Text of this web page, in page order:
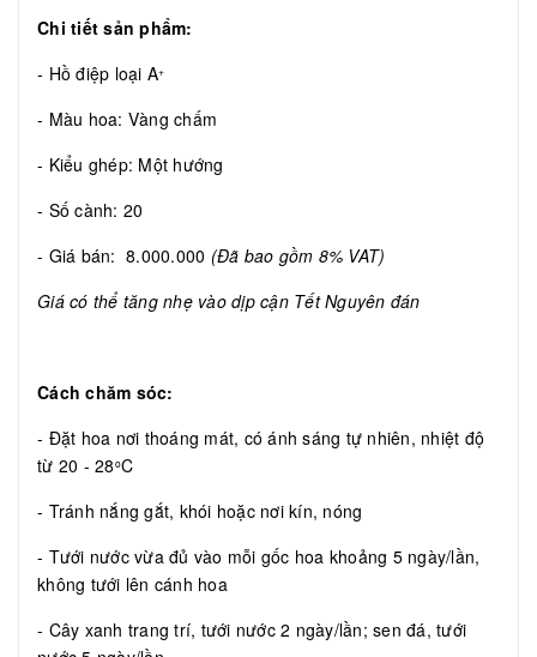
Chi tiết sản phẩm:
- Hồ điệp loại A+
- Màu hoa: Vàng chấm
- Kiểu ghép: Một hướng
- Số cành: 20
- Giá bán: 8.000.000 (Đã bao gồm 8% VAT)
Giá có thể tăng nhẹ vào dịp cận Tết Nguyên đán
Cách chăm sóc:
- Đặt hoa nơi thoáng mát, có ánh sáng tự nhiên, nhiệt độ
từ 20 - 28oC
- Tránh nắng gắt, khói hoặc nơi kín, nóng
- Tưới nước vừa đủ vào mỗi gốc hoa khoảng 5 ngày/lần,
không tưới lên cánh hoa
- Cây xanh trang trí, tưới nước 2 ngày/lần; sen đá, tưới